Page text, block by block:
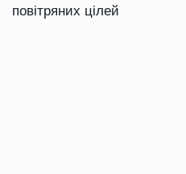
повітряних цілей